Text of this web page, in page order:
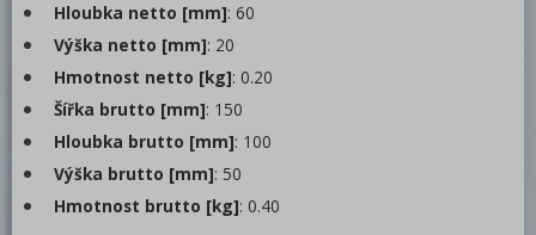
Nerezový program
Stolní zařízení
Příprava masa a zeleniny
Pizza program
Konvektomaty
Hloubka netto [mm]: 60
Výška netto [mm]: 20
Hmotnost netto [kg]: 0.20
Šířka brutto [mm]: 150
Hloubka brutto [mm]: 100
Výška brutto [mm]: 50
Hmotnost brutto [kg]: 0.40